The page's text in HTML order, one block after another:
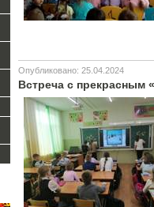
Опубликовано: 25.04.2024
Встреча с прекрасным